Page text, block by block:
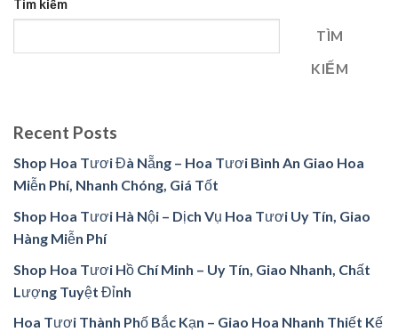
Tìm kiếm
TÌM
KIẾM
Recent Posts
Shop Hoa Tươi Đà Nẵng – Hoa Tươi Bình An Giao Hoa
Miễn Phí, Nhanh Chóng, Giá Tốt
Shop Hoa Tươi Hà Nội – Dịch Vụ Hoa Tươi Uy Tín, Giao
Hàng Miễn Phí
Shop Hoa Tươi Hồ Chí Minh – Uy Tín, Giao Nhanh, Chất
Lượng Tuyệt Đỉnh
Hoa Tươi Thành Phố Bắc Kạn – Giao Hoa Nhanh Thiết Kế